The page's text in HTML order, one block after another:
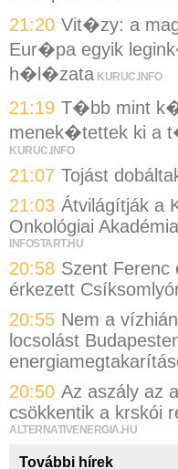
21:20 Vit�zy: a
Eur�pa egyik
h�l�zata KURUC.INFO
21:19 T�bb mint
menek�tettek ki
KURUC.INFO
21:07 Tojást
21:03 Átvilágítják a
Onkológiai
INFOSTART.HU
20:58 Szent Ferenc
érkezett
20:55 Nem a
locsolást
20:50 Az aszály az
csökkentik a krskói
ALTERNATIVENERGIA.HU
További hírek